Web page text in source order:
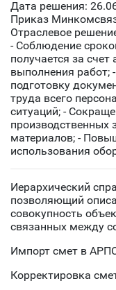
Дата решения:
Приказ
Отраслевое
- Соблюдение
получается за
выполнения работ;
подготовку
труда всего
ситуаций; -
производственных
материалов; -
использования
Иерархический
позволяющий
совокупность
связанных между
Импорт смет в
Корректировка